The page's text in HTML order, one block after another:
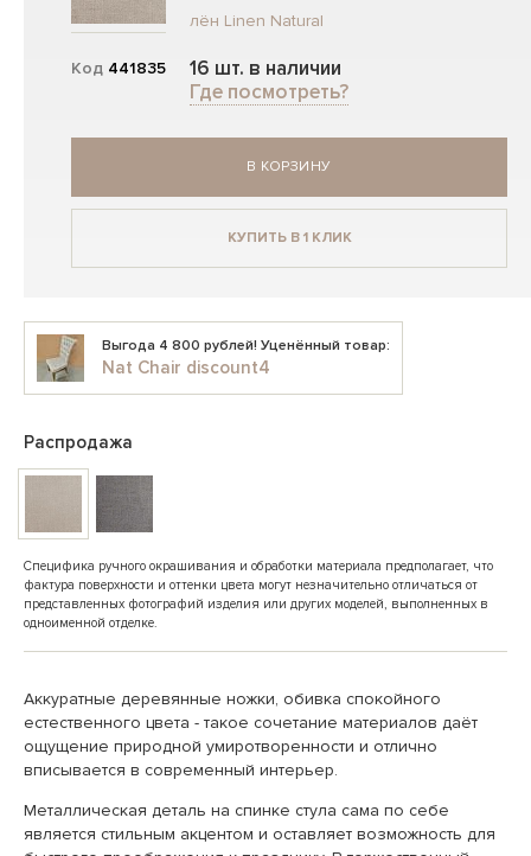
Код 441835
лён Linen Natural
16 шт. в наличии
Где посмотреть?
В КОРЗИНУ
КУПИТЬ В 1 КЛИК
Выгода 4 800 рублей! Уценённый товар:
Nat Chair discount4
Распродажа
Специфика ручного окрашивания и обработки материала предполагает, что
фактура поверхности и оттенки цвета могут незначительно отличаться от
представленных фотографий изделия или других моделей, выполненных в
одноименной отделке.
Аккуратные деревянные ножки, обивка спокойного
естественного цвета - такое сочетание материалов даёт
ощущение природной умиротворенности и отлично
вписывается в современный интерьер.
Металлическая деталь на спинке стула сама по себе
является стильным акцентом и оставляет возможность для